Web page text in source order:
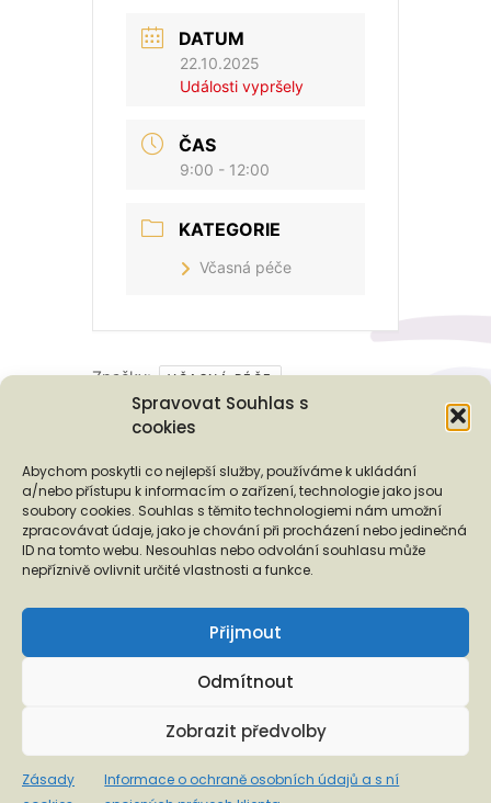
Spravovat Souhlas s
cookies
Abychom poskytli co nejlepší služby, používáme k ukládání
a/nebo přístupu k informacím o zařízení, technologie jako jsou
soubory cookies. Souhlas s těmito technologiemi nám umožní
zpracovávat údaje, jako je chování při procházení nebo jedinečná
ID na tomto webu. Nesouhlas nebo odvolání souhlasu může
nepříznivě ovlivnit určité vlastnosti a funkce.
Přijmout
Odmítnout
Zobrazit předvolby
Zásady
Informace o ochraně osobních údajů a s ní
DATUM
22.10.2025
Události vypršely
ČAS
9:00 - 12:00
KATEGORIE
Včasná péče
Značky: VČASNÁ PÉČE
Podporují nás...
❬ ❭
Informace o ochraně osobních údajů a s ní spojených
právech klienta